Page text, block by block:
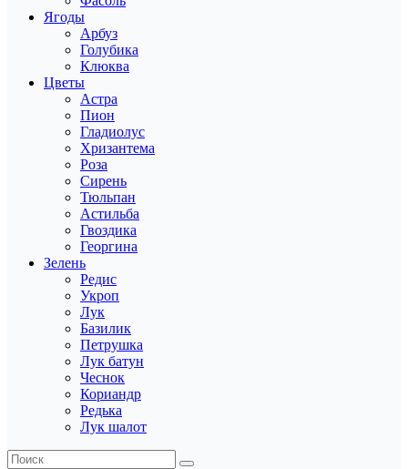
Ягоды
Арбуз
Голубика
Клюква
Цветы
Астра
Пион
Гладиолус
Хризантема
Роза
Сирень
Тюльпан
Астильба
Гвоздика
Георгина
Зелень
Редис
Укроп
Лук
Базилик
Петрушка
Лук батун
Чеснок
Кориандр
Редька
Лук шалот